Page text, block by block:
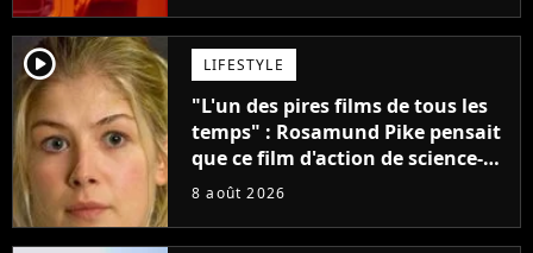
player2 LIFESTYLE
"L'un des pires films de tous les
temps" : Rosamund Pike pensait
que ce film d'action de science-
fiction avec Dwayne Johnson
8 août 2026